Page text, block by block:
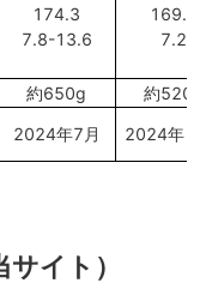
174.3
7.8-13.6
169.0
7.2
約650g
約520g
2024年7月 2024年
イト）